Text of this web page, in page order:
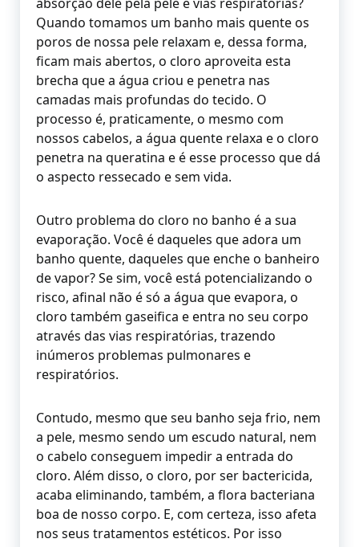
Quando tomamos um banho mais quente os
poros de nossa pele relaxam e, dessa forma,
ficam mais abertos, o cloro aproveita esta
brecha que a água criou e penetra nas
camadas mais profundas do tecido. O
processo é, praticamente, o mesmo com
nossos cabelos, a água quente relaxa e o cloro
penetra na queratina e é esse processo que dá
o aspecto ressecado e sem vida.
Outro problema do cloro no banho é a sua
evaporação. Você é daqueles que adora um
banho quente, daqueles que enche o banheiro
de vapor? Se sim, você está potencializando o
risco, afinal não é só a água que evapora, o
cloro também gaseifica e entra no seu corpo
através das vias respiratórias, trazendo
inúmeros problemas pulmonares e
respiratórios.
Contudo, mesmo que seu banho seja frio, nem
a pele, mesmo sendo um escudo natural, nem
o cabelo conseguem impedir a entrada do
cloro. Além disso, o cloro, por ser bactericida,
acaba eliminando, também, a flora bacteriana
boa de nosso corpo. E, com certeza, isso afeta
nos seus tratamentos estéticos. Por isso